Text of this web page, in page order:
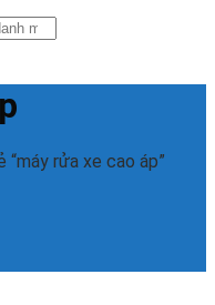
rửa xe cao áp”